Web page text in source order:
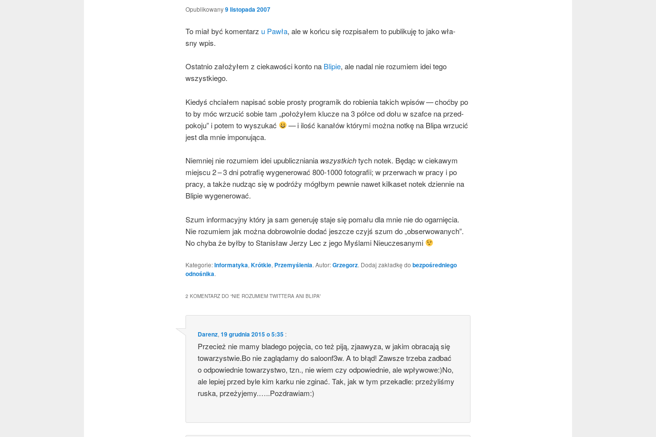
Opublikowany9 listopada 2007
To miał być komen­tarz u Paw­ła, ale w koń­cu się roz­pi­sa­łem to publi­ku­ję to jako wła­
sny wpis.
Ostat­nio zało­ży­łem z cie­ka­wo­ści kon­to na Bli­pie, ale nadal nie rozu­miem idei tego
wszystkiego.
Kie­dyś chcia­łem napi­sać sobie pro­sty pro­gra­mik do robie­nia takich wpi­sów — choć­by po
to by móc wrzu­cić sobie tam „poło­ży­łem klu­cze na 3 pół­ce od dołu w szaf­ce na przed­
po­ko­ju” i potem to wyszu­kać
— i ilość kana­łów któ­ry­mi moż­na not­kę na Bli­pa wrzu­cić
jest dla mnie imponująca.
Nie­mniej nie rozu­miem idei upu­blicz­nia­nia wszyst­kichtych notek. Będąc w cie­ka­wym
miej­scu 2 – 3 dni potra­fię wyge­ne­ro­wać 800‑1000 foto­gra­fii; w prze­rwach w pra­cy i po
pra­cy, a tak­że nudząc się w podró­ży mógł­bym pew­nie nawet kil­ka­set notek dzien­nie na
Bli­pie wygenerować.
Szum infor­ma­cyj­ny któ­ry ja sam gene­ru­ję sta­je się poma­łu dla mnie nie do ogar­nię­cia.
Nie rozu­miem jak moż­na dobro­wol­nie dodać jesz­cze czyjś szum do „obser­wo­wa­nych”.
No chy­ba że był­by to Sta­ni­sław Jerzy Lec z jego Myśla­mi Nieuczesanymi
Kategorie:Informatyka, Krótkie, Przemyślenia. Autor:Grzegorz. Dodaj zakładkę do bezpośredniego
odnośnika.
2 KOMENTARZ DO “NIE ROZUMIEM TWITTERA ANI BLIPA”
Darenz,19 grudnia 2015 o 5:35 :
Prze­cież nie mamy bla­de­go poję­cia, co też piją, zja­awy­za, w jakim obra­ca­ją się
towa​rzy​stwie​.Bo nie zaglą­da­my do saloonf3w. A to błąd! Zawsze trze­ba zadbać
o odpo­wied­nie towa­rzy­stwo, tzn., nie wiem czy odpo­wied­nie, ale wpływowe:)No,
ale lepiej przed byle kim kar­ku nie zgi­nać. Tak, jak w tym prze­ka­dle: prze­ży­li­śmy
ruska, przeżyjemy.…..Pozdrawiam:)